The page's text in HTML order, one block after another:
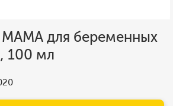
для беременных
100 мл